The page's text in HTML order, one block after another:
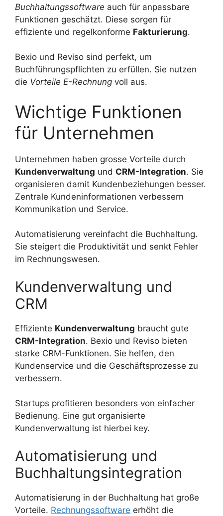
Buchhaltungssoftware auch für anpassbare
Funktionen geschätzt. Diese sorgen für
effiziente und regelkonforme Fakturierung.
Bexio und Reviso sind perfekt, um
Buchführungspflichten zu erfüllen. Sie nutzen
die Vorteile E-Rechnung voll aus.
Wichtige Funktionen
für Unternehmen
Unternehmen haben grosse Vorteile durch
Kundenverwaltung und CRM-Integration. Sie
organisieren damit Kundenbeziehungen besser.
Zentrale Kundeninformationen verbessern
Kommunikation und Service.
Automatisierung vereinfacht die Buchhaltung.
Sie steigert die Produktivität und senkt Fehler
im Rechnungswesen.
Kundenverwaltung und
CRM
Effiziente Kundenverwaltung braucht gute
CRM-Integration. Bexio und Reviso bieten
starke CRM-Funktionen. Sie helfen, den
Kundenservice und die Geschäftsprozesse zu
verbessern.
Startups profitieren besonders von einfacher
Bedienung. Eine gut organisierte
Kundenverwaltung ist hierbei key.
Automatisierung und
Buchhaltungsintegration
Automatisierung in der Buchhaltung hat große
Vorteile. Rechnungssoftware erhöht die